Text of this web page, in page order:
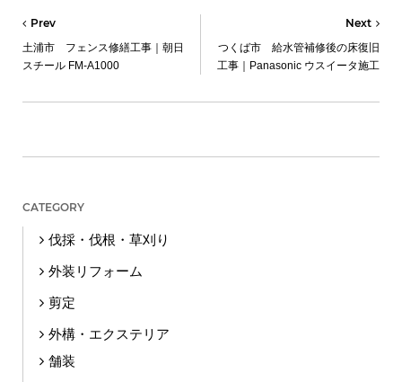
Prev
土浦市 フェンス修繕工事｜朝日
スチール FM-A1000
Next
つくば市 給水管補修後の床復旧
工事｜Panasonic ウスイータ施工
CATEGORY
伐採・伐根・草刈り
外装リフォーム
剪定
外構・エクステリア
舗装